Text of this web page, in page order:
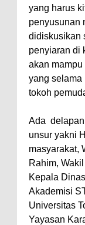
yang harus
penyusunan
didiskusikan
penyiaran di
akan
yang
tokoh
Ada delapan
unsur yakni
masyarakat,
Rahim,
Kepala
Akademisi
Universitas
Yayasan